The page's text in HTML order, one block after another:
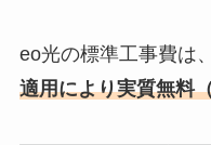
eo光の標準工事費は、
適用により実質無料